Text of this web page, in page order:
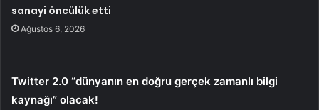
sanayi öncülük etti
Ağustos 6, 2026
Twitter 2.0 “dünyanın en doğru gerçek zamanlı bilgi
kaynağı” olacak!